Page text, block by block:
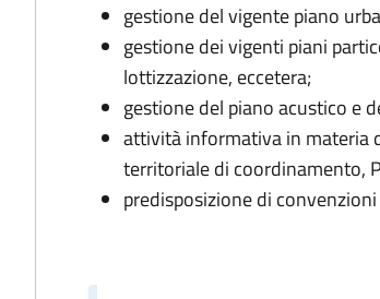
gestione del vigente piano
gestione dei vigenti piani
lottizzazione, eccetera;
gestione del piano acustico e
attività informativa in materia
territoriale di coordinamento,
predisposizione di